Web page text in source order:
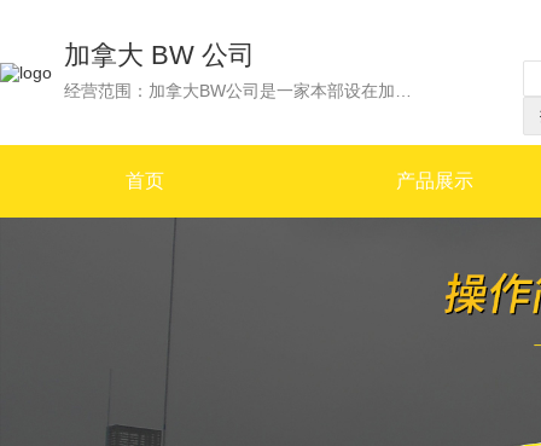
加拿大 BW 公司
首页 产品展示